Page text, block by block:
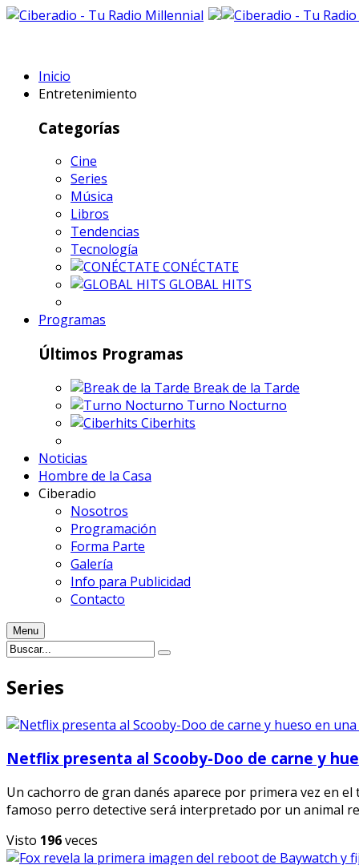
Inicio
Entretenimiento
Categorías
Cine
Series
Música
Libros
Tendencias
Tecnología
CONÉCTATE
GLOBAL HITS
Programas
Últimos Programas
Break de la Tarde
Turno Nocturno
Ciberhits
Noticias
Hombre de la Casa
Ciberadio
Nosotros
Programación
Forma Parte
Galería
Info para Publicidad
Contacto
Menu
Series
Netflix presenta al Scooby-Doo de carne y
Un cachorro de gran danés aparece por primera vez en
famoso perro detective será interpretado por un animal
Visto 196veces